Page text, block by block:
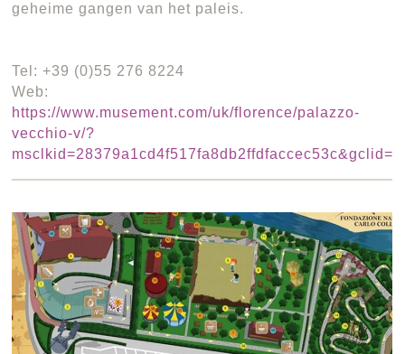
geheime gangen van het paleis.
Tel: +39 (0)55 276 8224
Web:
https://www.musement.com/uk/florence/palazzo-
vecchio-v/?